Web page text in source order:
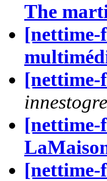
The
[nettime-
[nettime-
[nettime-
[nettime-